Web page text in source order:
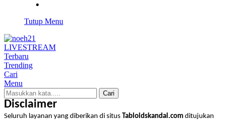
Tutup Menu
LIVESTREAM
Terbaru
Trending
Cari
Menu
Cari
Disclaimer
Seluruh layanan yang diberikan di situs Tabloidskandal.com ditujukan